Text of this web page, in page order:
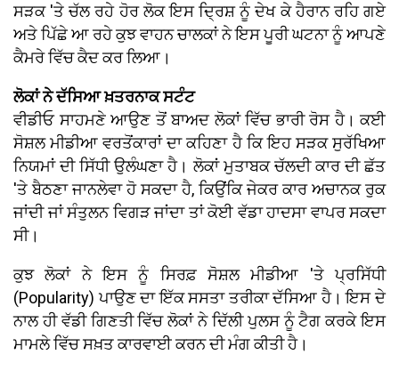
ਸੜਕ 'ਤੇ ਚੱਲ ਰਹੇ ਹੋਰ ਲੋਕ ਇਸ ਦ੍ਰਿਸ਼ ਨੂੰ ਦੇਖ ਕੇ ਹੈਰਾਨ ਰਹਿ ਗਏ
ਅਤੇ ਪਿੱਛੇ ਆ ਰਹੇ ਕੁਝ ਵਾਹਨ ਚਾਲਕਾਂ ਨੇ ਇਸ ਪੂਰੀ ਘਟਨਾ ਨੂੰ ਆਪਣੇ
ਕੈਮਰੇ ਵਿੱਚ ਕੈਦ ਕਰ ਲਿਆ।
ਲੋਕਾਂ ਨੇ ਦੱਸਿਆ ਖ਼ਤਰਨਾਕ ਸਟੰਟ
ਵੀਡੀਓ ਸਾਹਮਣੇ ਆਉਣ ਤੋਂ ਬਾਅਦ ਲੋਕਾਂ ਵਿੱਚ ਭਾਰੀ ਰੋਸ ਹੈ। ਕਈ
ਸੋਸ਼ਲ ਮੀਡੀਆ ਵਰਤੋਂਕਾਰਾਂ ਦਾ ਕਹਿਣਾ ਹੈ ਕਿ ਇਹ ਸੜਕ ਸੁਰੱਖਿਆ
ਨਿਯਮਾਂ ਦੀ ਸਿੱਧੀ ਉਲੰਘਣਾ ਹੈ। ਲੋਕਾਂ ਮੁਤਾਬਕ ਚੱਲਦੀ ਕਾਰ ਦੀ ਛੱਤ
'ਤੇ ਬੈਠਣਾ ਜਾਨਲੇਵਾ ਹੋ ਸਕਦਾ ਹੈ, ਕਿਉਂਕਿ ਜੇਕਰ ਕਾਰ ਅਚਾਨਕ ਰੁਕ
ਜਾਂਦੀ ਜਾਂ ਸੰਤੁਲਨ ਵਿਗੜ ਜਾਂਦਾ ਤਾਂ ਕੋਈ ਵੱਡਾ ਹਾਦਸਾ ਵਾਪਰ ਸਕਦਾ
ਸੀ।
ਕੁਝ ਲੋਕਾਂ ਨੇ ਇਸ ਨੂੰ ਸਿਰਫ਼ ਸੋਸ਼ਲ ਮੀਡੀਆ 'ਤੇ ਪ੍ਰਸਿੱਧੀ
(Popularity) ਪਾਉਣ ਦਾ ਇੱਕ ਸਸਤਾ ਤਰੀਕਾ ਦੱਸਿਆ ਹੈ। ਇਸ ਦੇ
ਨਾਲ ਹੀ ਵੱਡੀ ਗਿਣਤੀ ਵਿੱਚ ਲੋਕਾਂ ਨੇ ਦਿੱਲੀ ਪੁਲਸ ਨੂੰ ਟੈਗ ਕਰਕੇ ਇਸ
ਮਾਮਲੇ ਵਿੱਚ ਸਖ਼ਤ ਕਾਰਵਾਈ ਕਰਨ ਦੀ ਮੰਗ ਕੀਤੀ ਹੈ।